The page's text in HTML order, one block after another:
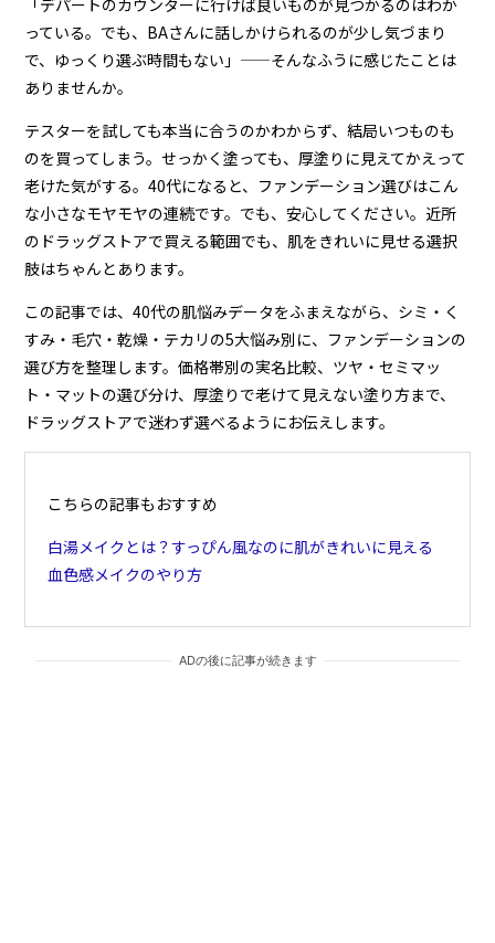
っている。でも、BAさんに話しかけられるのが少し気づまり
で、ゆっくり選ぶ時間もない」——そんなふうに感じたことは
ありませんか。
テスターを試しても本当に合うのかわからず、結局いつものも
のを買ってしまう。せっかく塗っても、厚塗りに見えてかえって
老けた気がする。40代になると、ファンデーション選びはこん
な小さなモヤモヤの連続です。でも、安心してください。近所
のドラッグストアで買える範囲でも、肌をきれいに見せる選択
肢はちゃんとあります。
この記事では、40代の肌悩みデータをふまえながら、シミ・く
すみ・毛穴・乾燥・テカリの5大悩み別に、ファンデーションの
選び方を整理します。価格帯別の実名比較、ツヤ・セミマッ
ト・マットの選び分け、厚塗りで老けて見えない塗り方まで、
ドラッグストアで迷わず選べるようにお伝えします。
こちらの記事もおすすめ
白湯メイクとは？すっぴん風なのに肌がきれいに見える
血色感メイクのやり方
ADの後に記事が続きます